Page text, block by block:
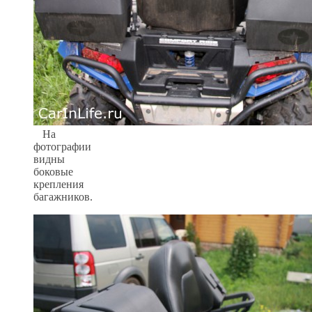
На
фотографии
видны
боковые
крепления
багажников.